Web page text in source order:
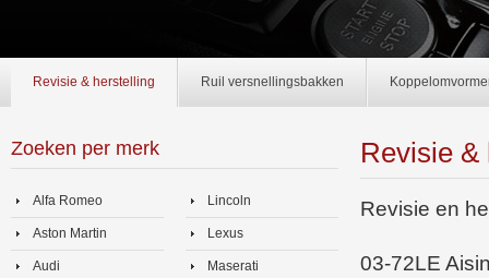
Revisie & herstelling Ruil versnellingsbakken
Zoeken per merk
Alfa Romeo
Aston Martin
Audi
Lincoln
Lexus
Maserati
Revisie &
Revisie en
03-72LE